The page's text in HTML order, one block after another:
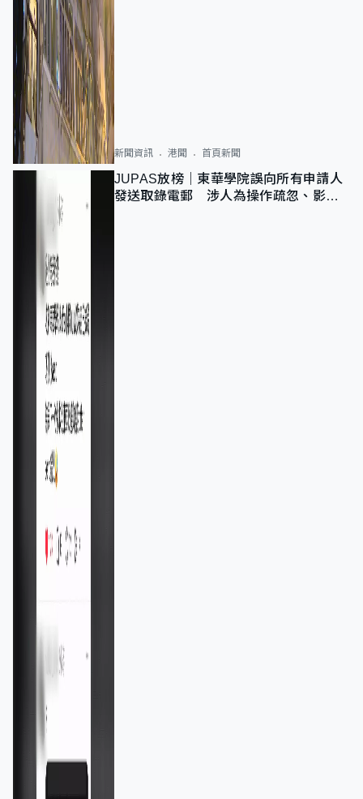
新聞資訊 港聞 首頁新聞
JUPAS放榜｜東華學院誤向所有申請人
發送取錄電郵 涉人為操作疏忽、影響